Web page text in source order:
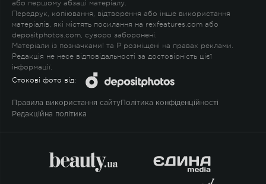
або першому абзаці матеріалу.
Передрук, копіювання, відтворення або інше використання
матеріалів, які містять посилання на rexfeatures.com або
depositphotos.com, суворо заборонені.
Матеріали із позначками! та P розміщені на правах реклами.
Редакція не несе відповідальності за достовірність цієї
інформації.
Стокові фото від:
Правила використання сайту Політика конфіденційності
Редакційна політика